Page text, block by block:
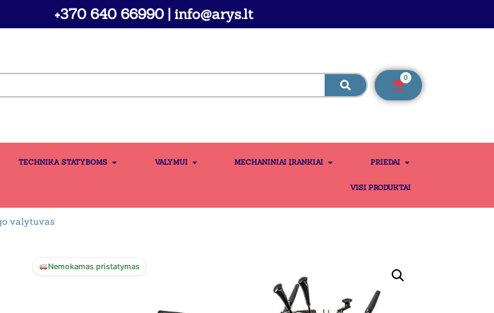
+370 640 66990 | info@arys.lt
0
TECHNIKA STATYBOMS VALYMUI MECHANINIAI ĮRANKIAI PRIEDAI
VISI PRODUKTAI
valytuvas
Nemokamas pristatymas